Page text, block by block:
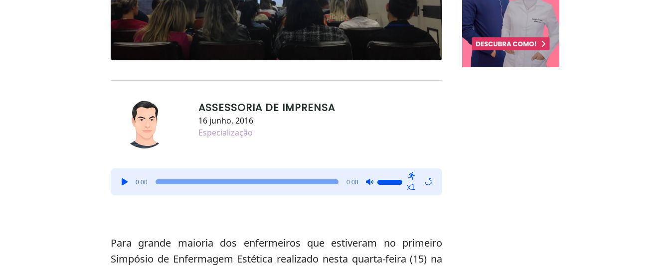
ASSESSORIA DE IMPRENSA
16 junho, 2016
Especialização
0:00 0:00
para
baixo
x1
Para grande maioria dos enfermeiros que estiveram no primeiro
Simpósio de Enfermagem Estética realizado nesta quarta-feira (15) na